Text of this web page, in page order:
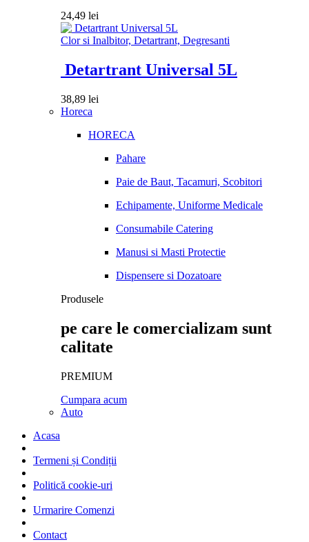
24,49 lei
Clor si Inalbitor, Detartrant, Degresanti
Detartrant Universal 5L
38,89 lei
Horeca
HORECA
Pahare
Paie de Baut, Tacamuri, Scobitori
Echipamente, Uniforme Medicale
Consumabile Catering
Manusi si Masti Protectie
Dispensere si Dozatoare
Produsele
pe care le comercializam sunt
calitate
PREMIUM
Cumpara acum
Auto
Acasa
Termeni și Condiții
Politică cookie-uri
Urmarire Comenzi
Contact